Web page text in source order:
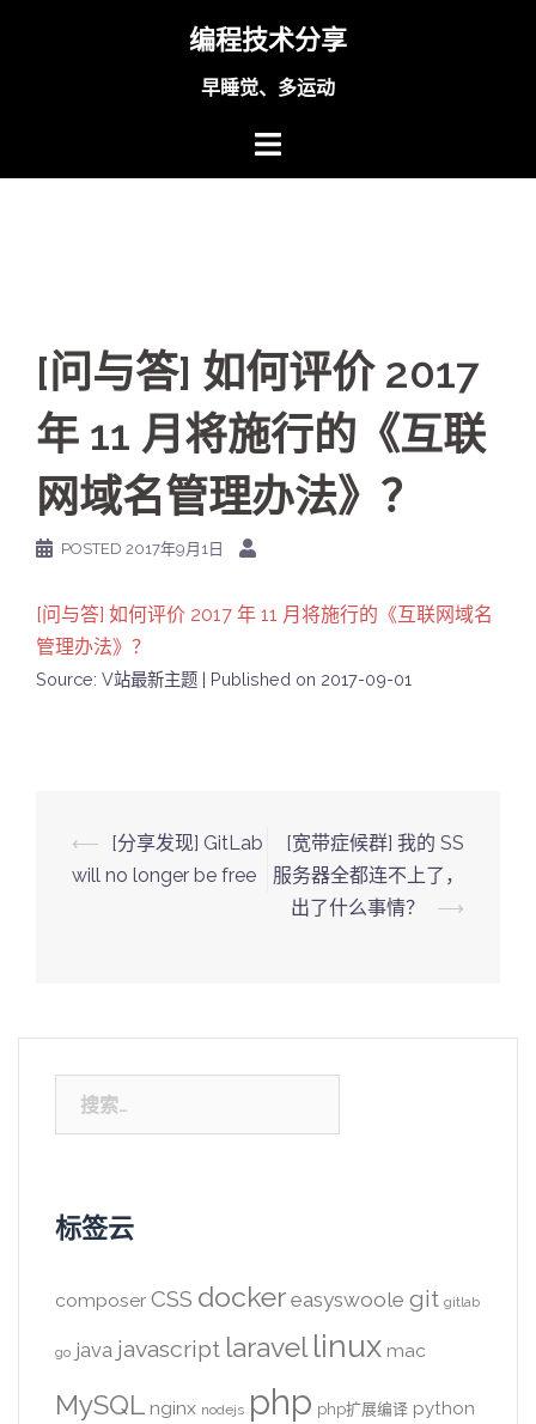
编程技术分享
早睡觉、多运动
[问与答] 如何评价 2017
年 11 月将施行的《互联
网域名管理办法》？
POSTED 2017年9月1日
[问与答] 如何评价 2017 年 11 月将施行的《互联网域名
管理办法》？
Source: V站最新主题 Published on 2017-09-01
Post
navigation
⟵
[分享发现] GitLab
will no longer be free
[宽带症候群] 我的 SS
服务器全都连不上了，
出了什么事情？
⟶
索：
标签云
composer CSS docker easyswoole git gitlab
go java javascript laravel linux mac
MySQL nginx nodejs php php扩展编译 python